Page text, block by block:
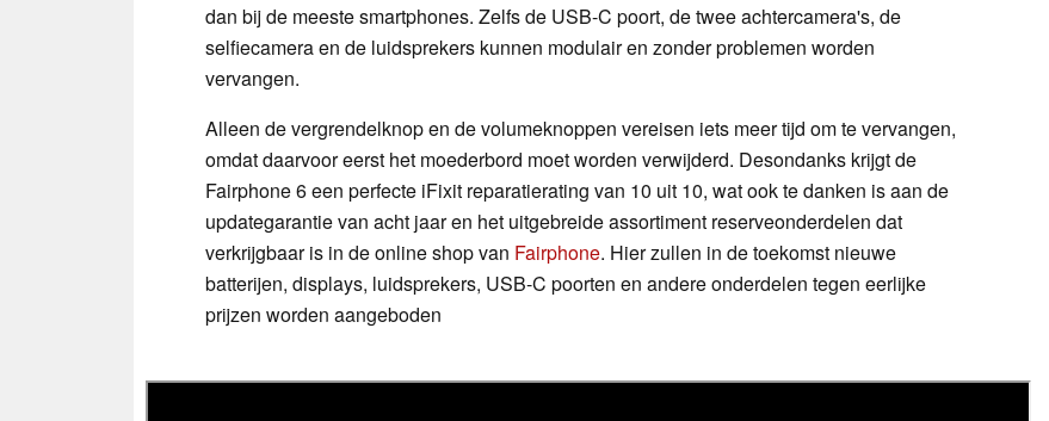
dan bij de meeste smartphones. Zelfs de USB-C poort, de twee achtercamera's, de
selfiecamera en de luidsprekers kunnen modulair en zonder problemen worden
vervangen.
Alleen de vergrendelknop en de volumeknoppen vereisen iets meer tijd om te vervangen,
omdat daarvoor eerst het moederbord moet worden verwijderd. Desondanks krijgt de
Fairphone 6 een perfecte iFixit reparatierating van 10 uit 10, wat ook te danken is aan de
updategarantie van acht jaar en het uitgebreide assortiment reserveonderdelen dat
verkrijgbaar is in de online shop van Fairphone. Hier zullen in de toekomst nieuwe
batterijen, displays, luidsprekers, USB-C poorten en andere onderdelen tegen eerlijke
prijzen worden aangeboden